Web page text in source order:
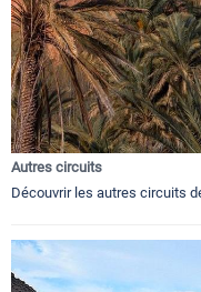
Autres circuits
Découvrir les autres circuits